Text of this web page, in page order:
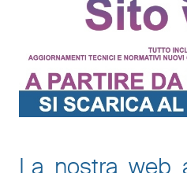
La nostra web